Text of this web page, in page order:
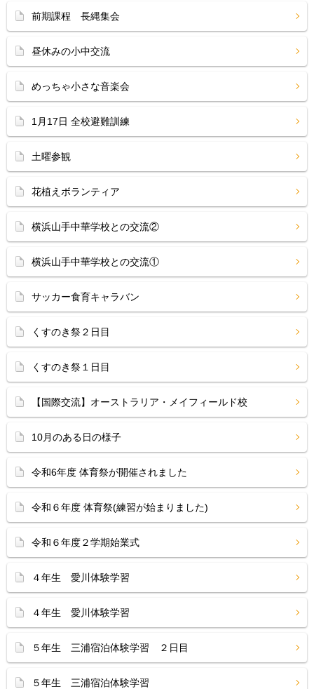
前期課程 長縄集会
昼休みの小中交流
めっちゃ小さな音楽会
1月17日 全校避難訓練
土曜参観
花植えボランティア
横浜山手中華学校との交流②
横浜山手中華学校との交流①
サッカー食育キャラバン
くすのき祭２日目
くすのき祭１日目
【国際交流】オーストラリア・メイフィールド校
10月のある日の様子
令和6年度 体育祭が開催されました
令和６年度 体育祭(練習が始まりました)
令和６年度２学期始業式
４年生 愛川体験学習
４年生 愛川体験学習
５年生 三浦宿泊体験学習 ２日目
５年生 三浦宿泊体験学習